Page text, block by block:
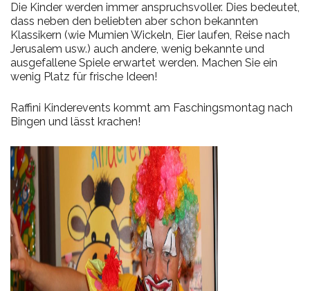
Die Kinder werden immer anspruchsvoller. Dies bedeutet,
dass neben den beliebten aber schon bekannten
Klassikern (wie Mumien Wickeln, Eier laufen, Reise nach
Jerusalem usw.) auch andere, wenig bekannte und
ausgefallene Spiele erwartet werden. Machen Sie ein
wenig Platz für frische Ideen!
Raffini Kinderevents kommt am Faschingsmontag nach
Bingen und lässt krachen!